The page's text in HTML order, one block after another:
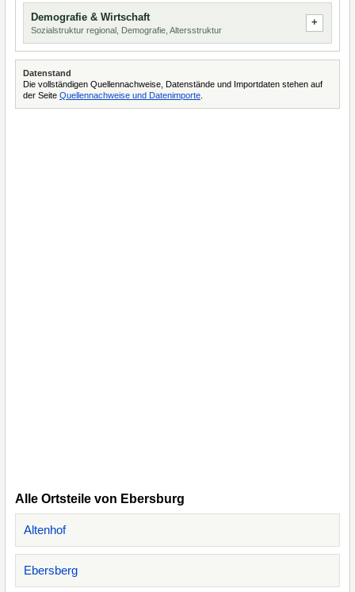
Demografie & Wirtschaft
Sozialstruktur regional, Demografie, Altersstruktur
Datenstand
Die vollständigen Quellennachweise, Datenstände und Importdaten stehen auf
der Seite Quellennachweise und Datenimporte
Alle Ortsteile von Ebersburg
Altenhof
Ebersberg